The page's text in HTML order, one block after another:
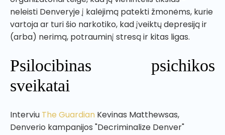
neleisti Denveryje į kalėjimą patekti žmonėms, kurie
vartoja ar turi šio narkotiko, kad įveiktų depresiją ir
(arba) nerimą, potrauminį stresą ir kitas ligas.
Psilocibinas psichikos
sveikatai
Interviu The Guardian Kevinas Matthewsas,
Denverio kampanijos "Decriminalize Denver"